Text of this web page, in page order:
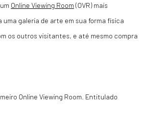
Online Viewing Room (OVR) mais
galeria de arte em sua forma física
os outros visitantes, e até mesmo compra
Online Viewing Room. Entitulado